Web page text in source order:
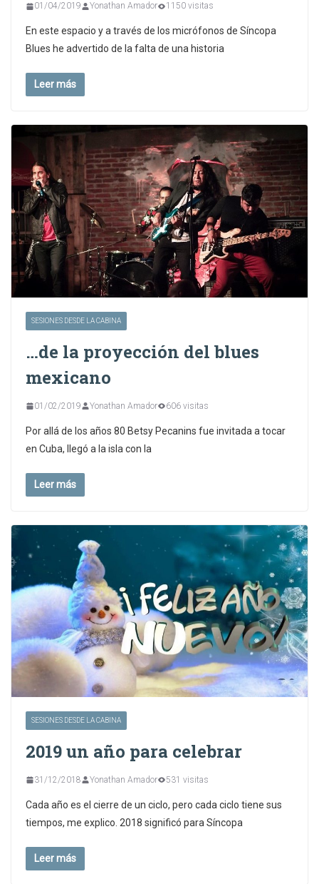
01/04/2019 Yonathan Amador 1150 visitas
En este espacio y a través de los micrófonos de Síncopa
Blues he advertido de la falta de una historia
Leer más
SESIONES DESDE LA CABINA
…de la proyección del blues
mexicano
01/02/2019 Yonathan Amador 606 visitas
Por allá de los años 80 Betsy Pecanins fue invitada a tocar
en Cuba, llegó a la isla con la
Leer más
SESIONES DESDE LA CABINA
2019 un año para celebrar
31/12/2018 Yonathan Amador 531 visitas
Cada año es el cierre de un ciclo, pero cada ciclo tiene sus
tiempos, me explico. 2018 significó para Síncopa
Leer más